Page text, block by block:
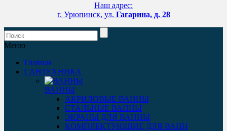
Наш адрес:
г. Урюпинск, ул. Гагарина, д. 28
Меню
Главная
САНТЕХНИКА
ВАННЫ
АКРИЛОВЫЕ ВАННЫ
СТАЛЬНЫЕ ВАННЫ
ЭКРАНЫ ДЛЯ ВАННЫ
КОМПЛЕКТУЮЩИЕ ДЛЯ ВАНН